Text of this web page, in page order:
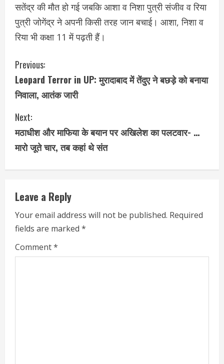
सतेंद्र की मौत हो गई जबकि आशा व निशा पुत्री संजीव व रिया
पुत्री जोगेंद्र ने अपनी किसी तरह जान बचाई। आशा, निशा व
रिया भी कक्षा 11 में पढ़ती हैं।
C
o
n
t
i
n
u
e
R
e
Previous:
Leopard Terror in UP: मुरादाबाद में तेंदुए ने बछड़े को बनाया
निवाला, आतंक जारी
Next:
मठाधीश और माफिया के बयान पर अखिलेश का पलटवार- …
मारो जूते चार, तब कहां थे संत
Leave a Reply
Your email address will not be published. Required
fields are marked *
Comment*